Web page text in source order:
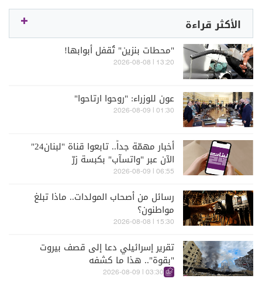
الأكثر قراءة
"محطات بنزين" تُقفل أبوابها!
13:20 | 2026-08-08
عون للوزراء: "روحوا ارتاحوا"
01:30 | 2026-08-09
أخبار مهمّة جداً.. تابعوا قناة "لبنان24"
الآن عبر "واتسآب" بكبسة زرّ
06:55 | 2026-08-09
رسائل من أصحاب المولدات.. ماذا تبلغ
مواطنون؟
15:30 | 2026-08-08
تقرير إسرائيلي دعا إلى قصف بيروت
"بقوة".. هذا ما كشفه
03:30 | 2026-08-09